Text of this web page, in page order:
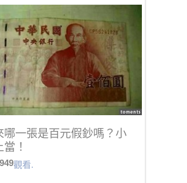
哪一張是百元假鈔嗎？小
！
觀看.